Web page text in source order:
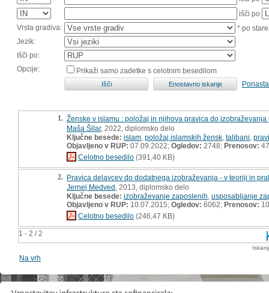
išči po
Vrsta gradiva:
* po
Jezik:
Išči po:
Opcije:
Prikaži samo zadetke s celotnim besedilom
1 - 2 / 2
1. Ženske v islamu : položaj in njihova pravica do
Maša Šilar, 2022, diplomsko delo
Ključne besede: islam položaj islamskih žensk talibani
Objavljeno v RUP: 07.09.2022; Ogledov: 2748; Prenosov: 47
Celotno besedilo (391,40 KB)
2. Pravica delavcev do dodatnega izobraževanja - v teoriji in
Jernej Medved , 2013, diplomsko delo
Ključne besede: izobraževanje zaposlenih usposabljanje
Objavljeno v RUP: 10.07.2015; Ogledov: 6062; Prenosov:
Celotno besedilo (246,47 KB)
Na vrh